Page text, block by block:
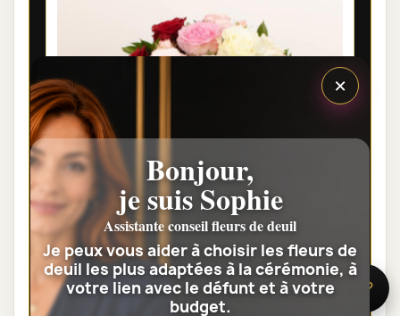
BOUQUET DE FLEURS DEUIL PARIS -
FLORA
🌸 Besoin d’aide ?
×
Bonjour,
je suis Sophie
Assistante conseil fleurs de deuil
Je peux vous aider à choisir les fleurs de
deuil les plus adaptées à la cérémonie, à
votre lien avec le défunt et à votre
budget.